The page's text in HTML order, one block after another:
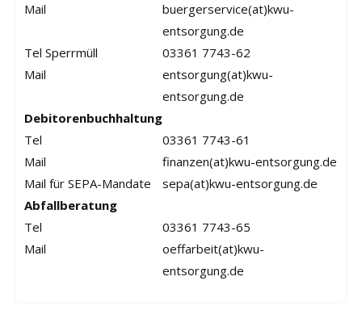
Mail
buergerservice(at)kwu-
entsorgung.de
Tel Sperrmüll
03361 7743-62
Mail
entsorgung(at)kwu-
entsorgung.de
Debitorenbuchhaltung
Tel
03361 7743-61
Mail
finanzen(at)kwu-entsorgung.de
Mail für SEPA-Mandate
sepa(at)kwu-entsorgung.de
Abfallberatung
Tel
03361 7743-65
Mail
oeffarbeit(at)kwu-
entsorgung.de